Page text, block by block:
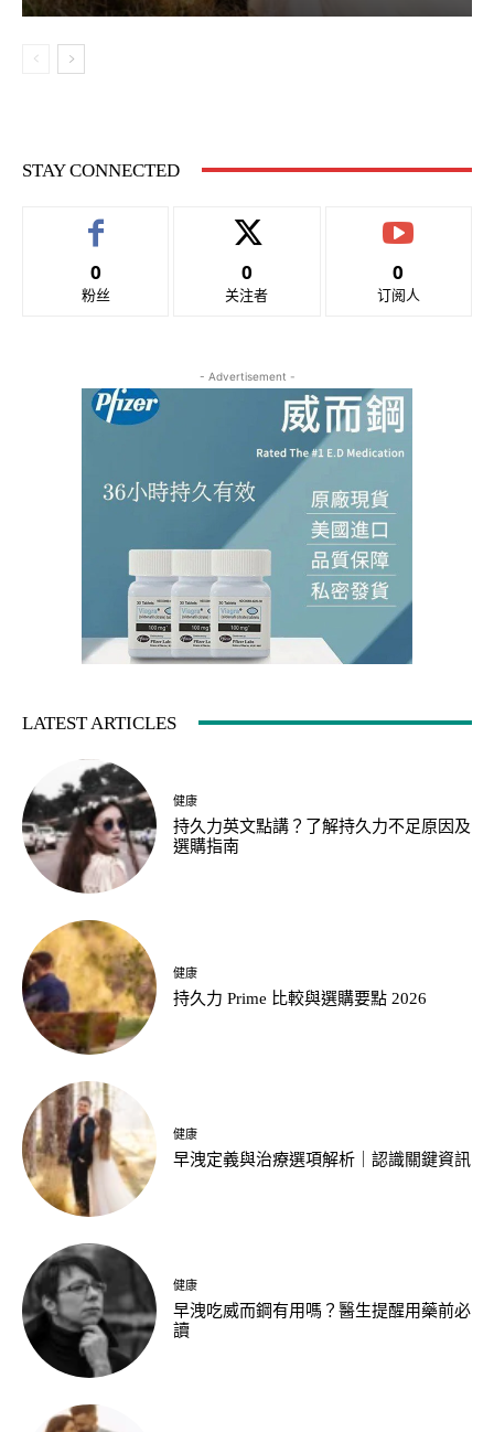
STAY CONNECTED
0
粉丝
0
关注者
0
订阅人
- Advertisement -
LATEST ARTICLES
健康
持久力英文點講？了解持久力不足原因及
選購指南
健康
持久力 Prime 比較與選購要點 2026
健康
早洩定義與治療選項解析｜認識關鍵資訊
健康
早洩吃威而鋼有用嗎？醫生提醒用藥前必
讀